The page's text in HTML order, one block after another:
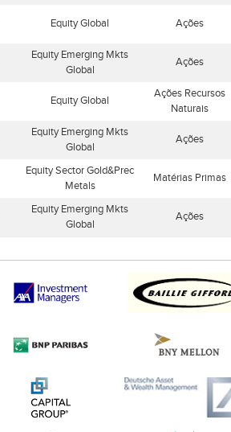
Equity Global Ações
Equity Emerging Mkts
Global
Ações
Equity Global
Ações Recursos
Naturais
Equity Emerging Mkts
Global
Ações
Equity Sector Gold&Prec
Metals
Matérias Primas
Equity Emerging Mkts
Global
Ações